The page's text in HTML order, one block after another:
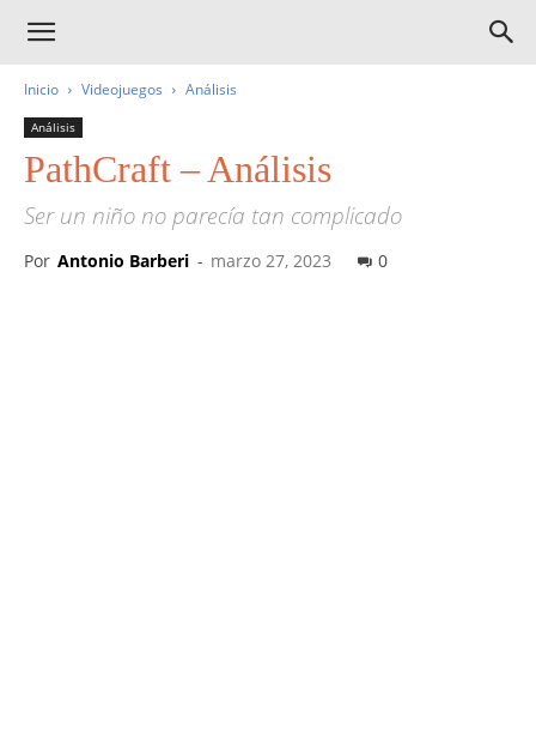
Inicio Videojuegos Análisis
Análisis
PathCraft – Análisis
Ser un niño no parecía tan complicado
Por Antonio Barberi - marzo 27, 2023 0